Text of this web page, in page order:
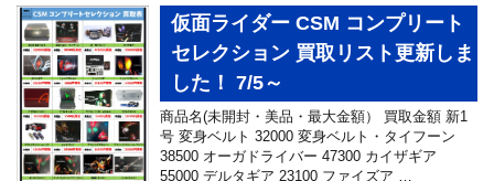
仮面ライダー CSM コンプリート
セレクション 買取リスト更新しま
した！ 7/5～
商品名(未開封・美品・最大金額） 買取金額 新1
号 変身ベルト 32000 変身ベルト・タイフーン
38500 オーガドライバー 47300 カイザギア
55000 デルタギア 23100 ファイズア …